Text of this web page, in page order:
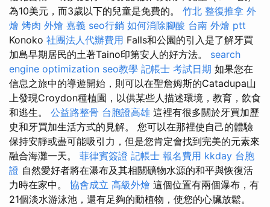
為10美元，而3歲以下的兒童是免費的。 竹北 整復推拿 外
燴 烤肉 外燴 嘉義 seo行銷 如何消除腳酸 台南 外燴 ptt
Konoko 社團法人代辦費用 Falls和公園的引入是了解牙買
加島早期居民的土著Taino印第安人的好方法。 search
engine optimization seo教學 記帳士 考試日期 如果您在
信息之旅中的導遊開始，則可以在聖詹姆斯的Catadupa山
上發現Croydon種植園，以供某些人描述環境，教育，飲食
和逃生。 公益路整骨 台胞證高雄 這裡有很多關於牙買加歷
史和牙買加生活方式的見解。 您可以在那裡使自己的體驗
保持安靜或盡可能吸引力，但是您肯定會找到完美的元素來
融合海灘一天。 菲律賓簽證 記帳士 報名費用 kkday 台胞
證 自然愛好者將在瀑布及其相關礦物水源的和平與恢復活
力時在家中。 協會成立 高級外燴 這個位置有兩個瀑布，有
21個淡水游泳池，還有足夠的動植物，使您的心臟放鬆。